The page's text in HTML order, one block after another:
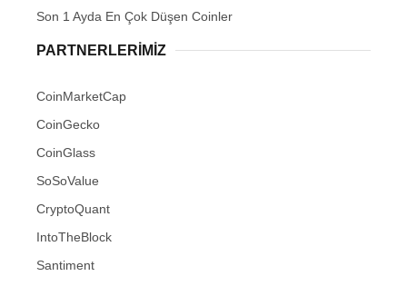
Son 1 Ayda En Çok Düşen Coinler
PARTNERLERIMIZ
CoinMarketCap
CoinGecko
CoinGlass
SoSoValue
CryptoQuant
IntoTheBlock
Santiment